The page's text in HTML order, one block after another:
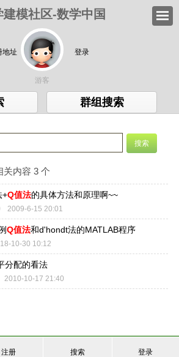
建模社区-数学中国
地址 登录
游客
群组搜索
关内容 3 个
+Q值法的具体方法和原理啊~~
2009-6-15 20:01
Q值法和d'hondt法的MATLAB程序
10-30 10:12
分配的看法
2010-10-17 21:40
注册 搜索 登录